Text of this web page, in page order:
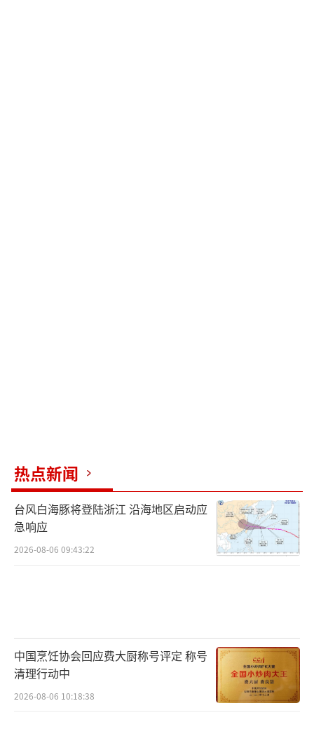
热点新闻
台风白海豚将登陆浙江 沿海地区启动应
急响应
2026-08-06 09:43:22
中国烹饪协会回应费大厨称号评定 称号
清理行动中
2026-08-06 10:18:38